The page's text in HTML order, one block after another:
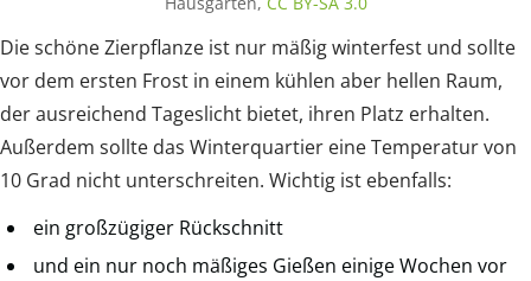
Die schöne Zierpflanze ist nur mäßig winterfest und sollte
vor dem ersten Frost in einem kühlen aber hellen Raum,
der ausreichend Tageslicht bietet, ihren Platz erhalten.
Außerdem sollte das Winterquartier eine Temperatur von
10 Grad nicht unterschreiten. Wichtig ist ebenfalls:
ein großzügiger Rückschnitt
und ein nur noch mäßiges Gießen einige Wochen vor